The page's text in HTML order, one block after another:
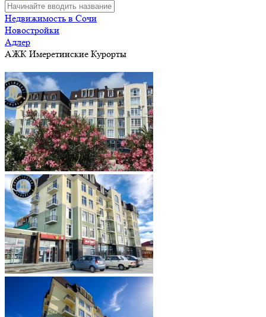
Недвижимость в Сочи
Новостройки
Адлер
АЖК Имеретинские Курорты